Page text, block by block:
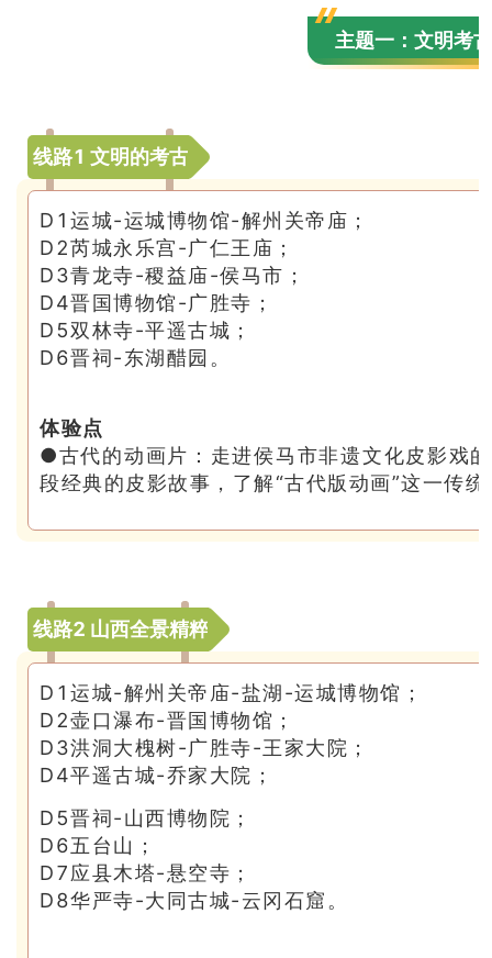
主题一：文明考古
线路1 文明的考古
D1运城-运城博物馆-解州关帝庙；
D2芮城永乐宫-广仁王庙；
D3青龙寺-稷益庙-侯马市；
D4晋国博物馆-广胜寺；
D5双林寺-平遥古城；
D6晋祠-东湖醋园。
体验点
●古代的动画片：走进侯马市非遗文化皮影戏
段经典的皮影故事，了解“古代版动画”这一传
线路2 山西全景精粹
D1运城-解州关帝庙-盐湖-运城博物馆；
D2壶口瀑布-晋国博物馆；
D3洪洞大槐树-广胜寺-王家大院；
D4平遥古城-乔家大院；
D5晋祠-山西博物院；
D6五台山；
D7应县木塔-悬空寺；
D8华严寺-大同古城-云冈石窟。